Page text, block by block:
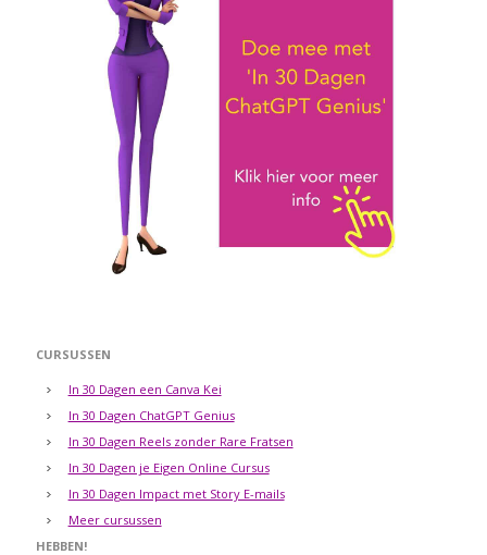
CURSUSSEN
In 30 Dagen een Canva Kei
In 30 Dagen ChatGPT Genius
In 30 Dagen Reels zonder Rare Fratsen
In 30 Dagen je Eigen Online Cursus
In 30 Dagen Impact met Story E-mails
Meer cursussen
HEBBEN!